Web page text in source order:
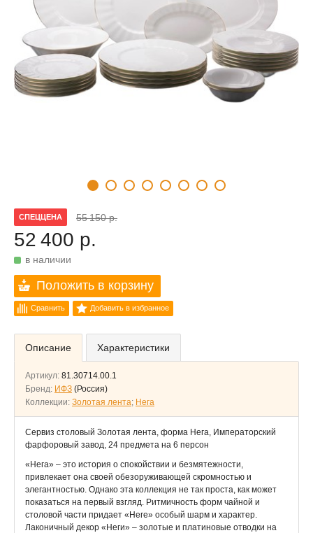
СПЕЦЦЕНА 55 150 р.
52 400 р.
в наличии
Положить в корзину
Сравнить Добавить в избранное
Описание Характеристики
Артикул: 81.30714.00.1
Бренд: ИФЗ (Россия)
Коллекции: Золотая лента; Нега
Сервиз столовый Золотая лента, форма Нега, Императорский
фарфоровый завод, 24 предмета на 6 персон
«Нега» – это история о спокойствии и безмятежности,
привлекает она своей обезоруживающей скромностью и
элегантностью. Однако эта коллекция не так проста, как может
показаться на первый взгляд. Ритмичность форм чайной и
столовой части придает «Неге» особый шарм и характер.
Лаконичный декор «Неги» – золотые и платиновые отводки на